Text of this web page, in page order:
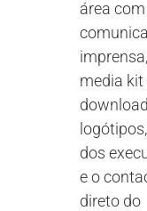
área com
media kit
dos
e o
direto do